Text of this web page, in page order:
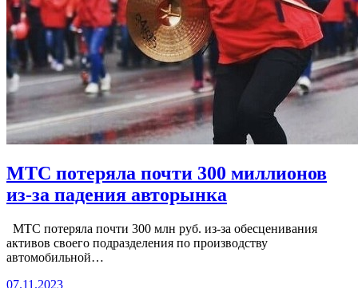
МТС потеряла почти 300 миллионов
из-за падения авторынка
МТС потеряла почти 300 млн руб. из-за обесценивания
активов своего подразделения по производству
автомобильной…
07.11.2023